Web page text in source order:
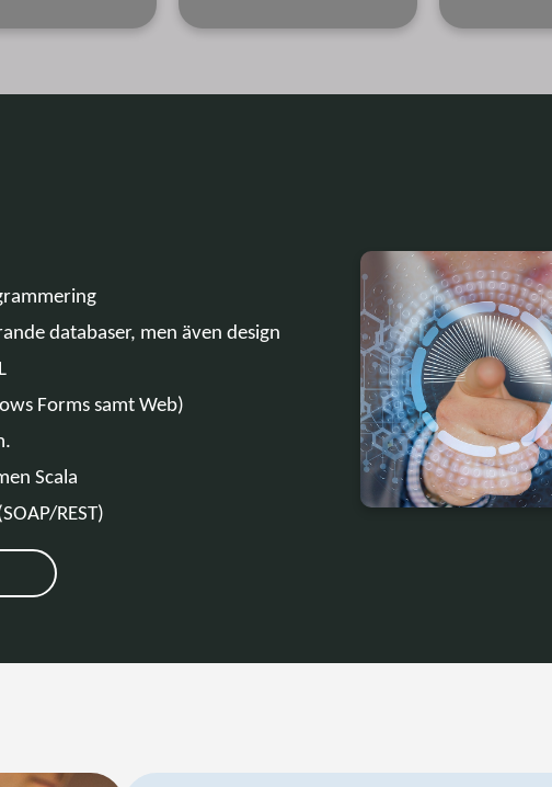
databaser, men även design
Forms samt Web)
Scala
REST)